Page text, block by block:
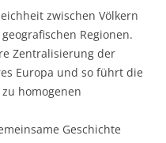
zwischen Völkern
Regionen.
Zentralisierung der
Europa und so führt die
homogenen
Geschichte